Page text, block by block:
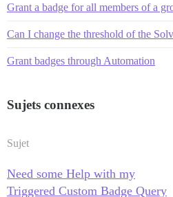
Grant a badge for all members of a
Can I change the threshold of the
Grant badges through Automation
Sujets connexes
Sujet
Need some Help with my
Triggered Custom Badge Query